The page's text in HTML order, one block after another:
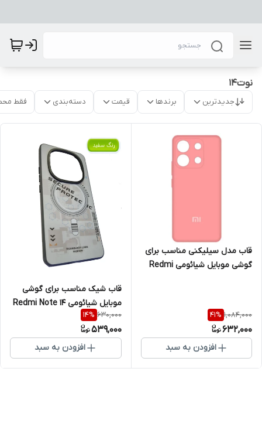
نوت14
جدیدترین برندها قیمت دسته‌بندی فقط
قاب مدل سیلیکنی مناسب برای
گوشی موبایل شیائومی Redmi
1,084,000
41%
632,000
افزودن به سبد
قاب شیک مناسب برای گوشی
موبایل شیائومی Redmi Note 14
Pro 4G
630,000
14%
539,000
افزودن به سبد